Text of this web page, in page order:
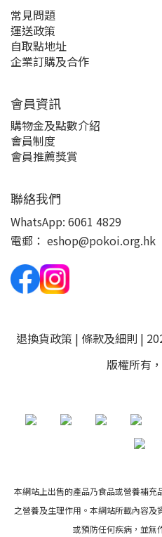
常見問題
運送政策
自取點地址
企業訂購及合作
會員資訊
購物金及點數介紹
會員制度
會員推薦獎賞
聯絡我們
WhatsApp: 6061 4829
電郵： eshop@pokoi.org.hk
退換貨政策 | 條款及細則 |
版權所有
本網站上出售的產品乃食品或營養補
之營養及生理作用。本網站所載內容
或預防任何疾病，並無